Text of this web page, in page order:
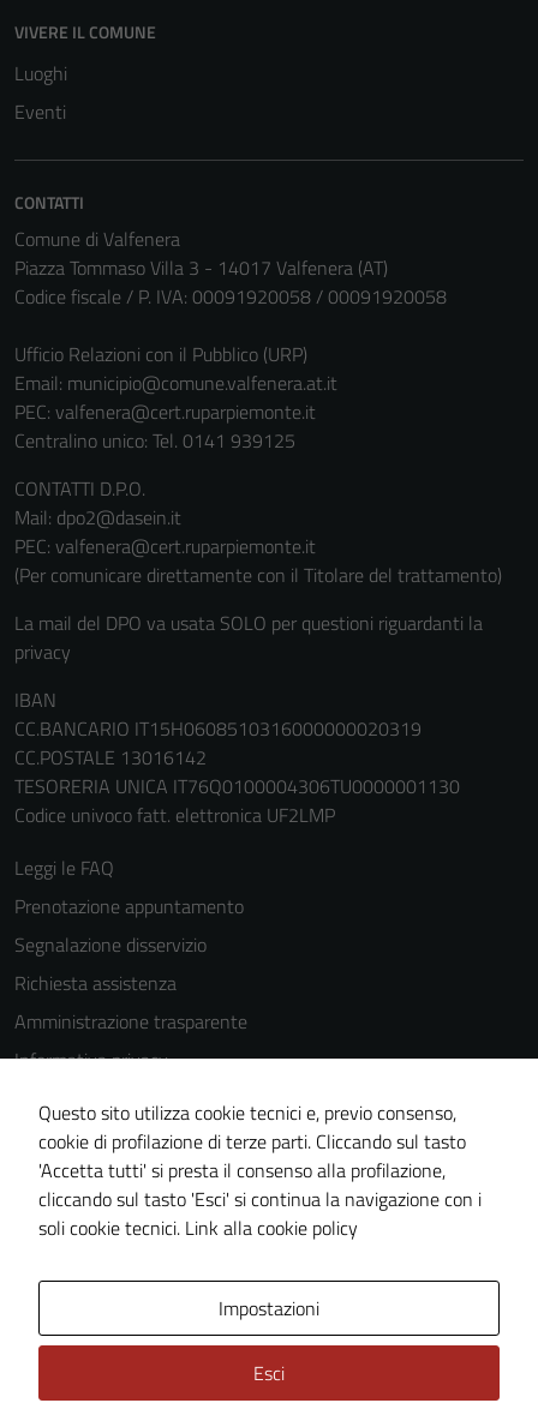
VIVERE IL COMUNE
Luoghi
Eventi
CONTATTI
Comune di Valfenera
Piazza Tommaso Villa 3 - 14017 Valfenera (AT)
Codice fiscale / P. IVA: 00091920058 / 00091920058
Ufficio Relazioni con il Pubblico (URP)
Email: municipio@comune.valfenera.at.it
PEC: valfenera@cert.ruparpiemonte.it
Centralino unico: Tel. 0141 939125
CONTATTI D.P.O.
Mail: dpo2@dasein.it
PEC: valfenera@cert.ruparpiemonte.it
(Per comunicare direttamente con il Titolare del trattamento)
La mail del DPO va usata SOLO per questioni riguardanti la
privacy
IBAN
CC.BANCARIO IT15H0608510316000000020319
CC.POSTALE 13016142
TESORERIA UNICA IT76Q0100004306TU0000001130
Codice univoco fatt. elettronica UF2LMP
Leggi le FAQ
Prenotazione appuntamento
Segnalazione disservizio
Richiesta assistenza
Amministrazione trasparente
Informativa privacy
Cookie Policy
Note legali
Dichiarazione di accessibilità
Piano di miglioramento del sito
Questo sito utilizza cookie tecnici e, previo consenso,
cookie di profilazione di terze parti. Cliccando sul tasto
'Accetta tutti' si presta il consenso alla profilazione,
cliccando sul tasto 'Esci' si continua la navigazione con i
soli cookie tecnici. Link alla cookie policy
Impostazioni
Esci